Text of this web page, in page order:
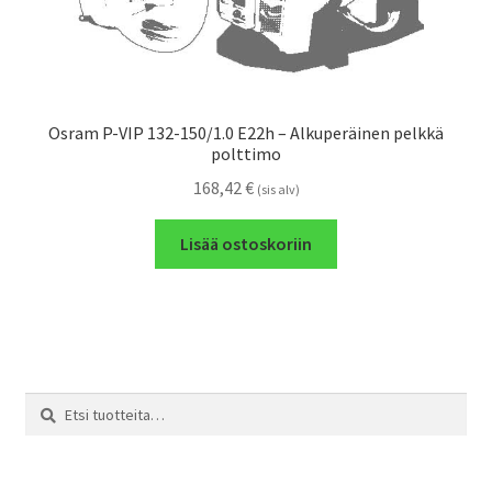
Osram P-VIP 132-150/1.0 E22h – Alkuperäinen pelkkä
polttimo
168,42 € (sis alv)
Lisää ostoskoriin
Etsi:
Haku